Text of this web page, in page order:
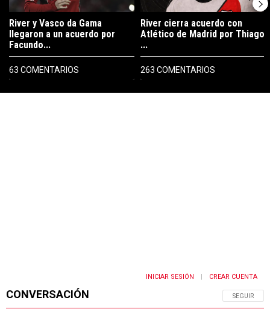
PUBLICIDAD
River y Vasco da Gama
llegaron a un acuerdo por
Facundo...
63 COMENTARIOS
River cierra acuerdo con
Atlético de Madrid por Thiago
...
263 COMENTARIOS
CONVERSACIÓN SIGA ESTA
SEGUIR
INICIAR SESIÓN CREAR CUENTA